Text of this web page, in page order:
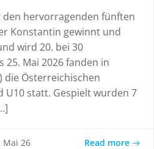
hervorragenden fünften
Konstantin gewinnt und
wird 20. bei 30
25. Mai 2026 fanden in
die Österreichischen
U10 statt. Gespielt wurden 7
Mai 26 Read more